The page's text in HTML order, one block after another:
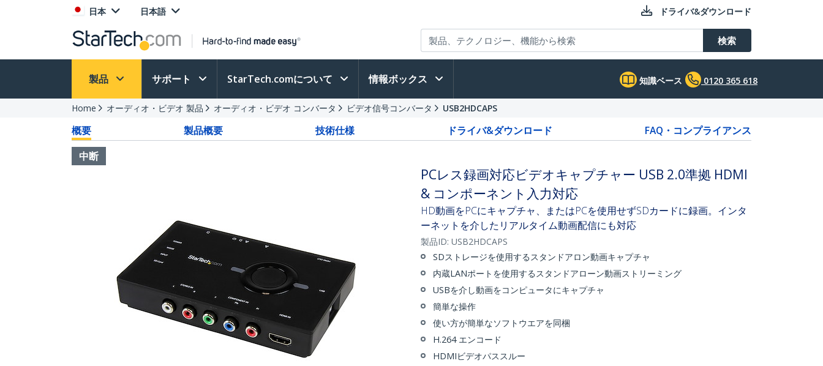
日本 日本語 ドライバ&ダウンロード
検索
製品 サポート StarTech.comについて 情報ボックス 知識ベース 0120 365 618
Home オーディオ・ビデオ 製品 オーディオ・ビデオ コンバータ ビデオ信号コンバータ USB2HDCAPS
概要 製品概要 技術仕様 ドライバ&ダウンロード
FAQ・コンプライアンス
中断
PCレス録画対応ビデオキャプチャー USB 2.0準拠 HDMI
& コンポーネント入力対応
HD動画をPCにキャプチャ、またはPCを使用せずSDカードに録画。インタ
ーネットを介したリアルタイム動画配信にも対応
製品ID: USB2HDCAPS
SDストレージを使用するスタンドアロン動画キャプチャ
内蔵LANポートを使用するスタンドアローン動画ストリーミング
USBを介し動画をコンピュータにキャプチャ
簡単な操作
使い方が簡単なソフトウエアを同梱
H.264 エンコード
HDMIビデオパススルー